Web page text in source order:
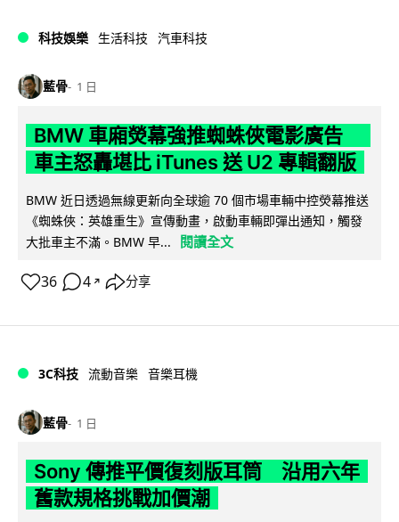
科技娛樂 生活科技 汽車科技
藍骨 1 日
BMW 車廂熒幕強推蜘蛛俠電影廣告
車主怒轟堪比 iTunes 送 U2 專輯翻版
BMW 近日透過無線更新向全球逾 70 個市場車輛中控熒幕推送
《蜘蛛俠：英雄重生》宣傳動畫，啟動車輛即彈出通知，觸發
大批車主不滿。BMW 早...
閱讀全文
36 4 ↗ 分享
3C科技 流動音樂 音樂耳機
藍骨 1 日
Sony 傳推平價復刻版耳筒 沿用六年
舊款規格挑戰加價潮